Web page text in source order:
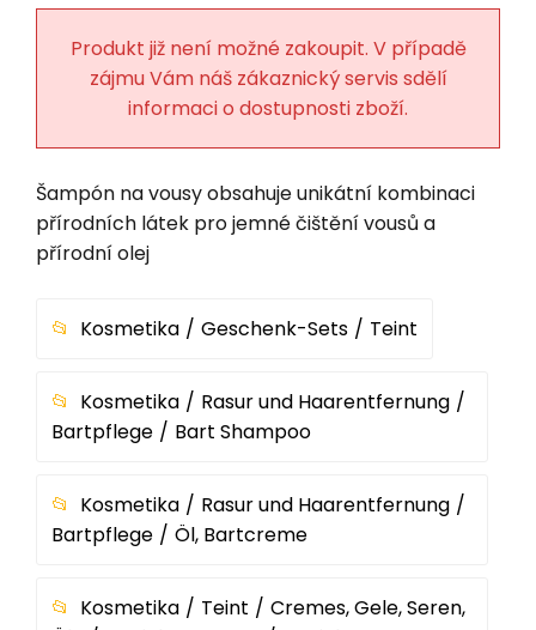
Produkt již není možné zakoupit. V případě
zájmu Vám náš zákaznický servis sdělí
informaci o dostupnosti zboží.
Šampón na vousy obsahuje unikátní kombinaci
přírodních látek pro jemné čištění vousů a
přírodní olej
Kosmetika Geschenk-Sets Teint
Kosmetika
Rasur und Haarentfernung
Bartpflege
Bart Shampoo
Kosmetika
Rasur und Haarentfernung
Bartpflege
Öl, Bartcreme
Kosmetika Teint
Cremes, Gele, Seren,